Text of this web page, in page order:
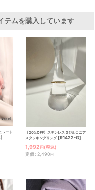
テムを購入しています
レート
]
【20%OFF】ステンレス 3ジルコニア
スタッキングリング [R1422-G]
1,992 円(税込)
定価 : 2,490円